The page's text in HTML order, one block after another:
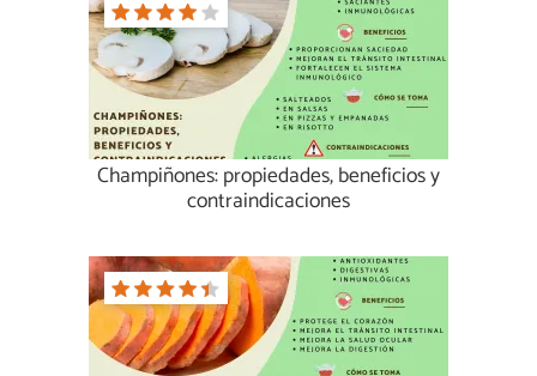
Champiñones: propiedades, beneficios y
contraindicaciones